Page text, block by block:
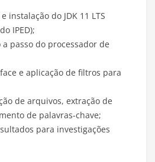
instalação do JDK 11 LTS
IPED);
passo do processador de
e aplicação de filtros para
de arquivos, extração de
de palavras-chave;
para investigações